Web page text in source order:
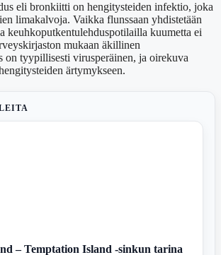
eli bronkiitti on hengitysteiden infektio, joka
limakalvoja. Vaikka flunssaan yhdistetään
keuhkoputkentulehduspotilailla kuumetta ei
mukaan äkillinen
on tyypillisesti virusperäinen, ja oirekuva
ärtymykseen.
– Temptation Island -sinkun tarina